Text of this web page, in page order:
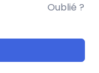
Oublié ?